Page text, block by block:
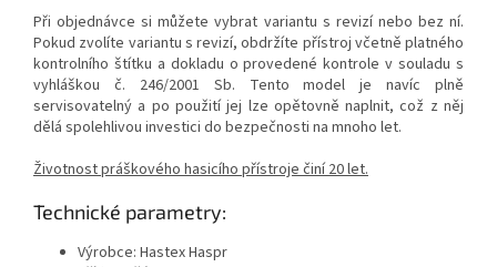
Při objednávce si můžete vybrat variantu s revizí nebo bez ní.
Pokud zvolíte variantu s revizí, obdržíte přístroj včetně platného
kontrolního štítku a dokladu o provedené kontrole v souladu s
vyhláškou č. 246/2001 Sb. Tento model je navíc plně
servisovatelný a po použití jej lze opětovně naplnit, což z něj
dělá spolehlivou investici do bezpečnosti na mnoho let.
Životnost práškového hasicího přístroje činí 20 let.
Technické parametry:
Výrobce: Hastex Haspr